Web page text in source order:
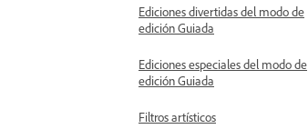
Ediciones divertidas del modo de
edición Guiada
Ediciones especiales del modo de
edición Guiada
Filtros artísticos